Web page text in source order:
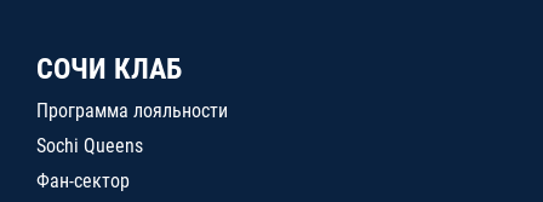
СОЧИ КЛАБ
Программа лояльности
Sochi Queens
Фан-сектор